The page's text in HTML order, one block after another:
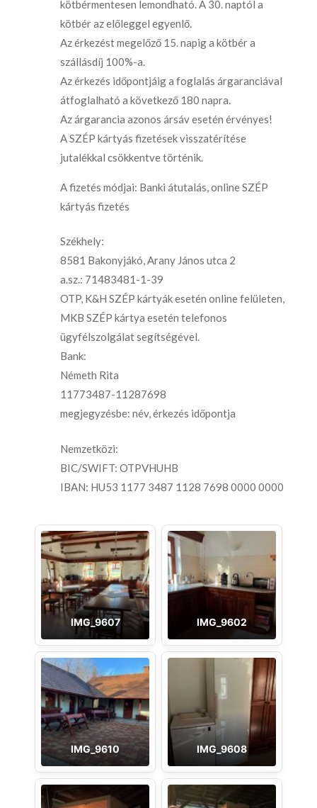
kötbérmentesen lemondható. A 30. naptól a
kötbér az előleggel egyenlő.
Az érkezést megelőző 15. napig a kötbér a
szállásdíj 100%-a.
Az érkezés időpontjáig a foglalás árgaranciával
átfoglalható a következő 180 napra.
Az árgarancia azonos ársáv esetén érvényes!
A SZÉP kártyás fizetések visszatérítése
jutalékkal csökkentve történik.
A fizetés módjai: Banki átutalás, online SZÉP
kártyás fizetés
Székhely:
8581 Bakonyjákó, Arany János utca 2
a.sz.: 71483481-1-39
OTP, K&H SZÉP kártyák esetén online felületen,
MKB SZÉP kártya esetén telefonos
ügyfélszolgálat segítségével.
Bank:
Németh Rita
11773487-11287698
megjegyzésbe: név, érkezés időpontja
Nemzetközi:
BIC/SWIFT: OTPVHUHB
IBAN: HU53 1177 3487 1128 7698 0000 0000
IMG_9607 IMG_9602
IMG_9610 IMG_9608